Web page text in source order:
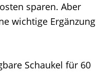
sparen. Aber
wichtige Ergänzung
Schaukel für 60